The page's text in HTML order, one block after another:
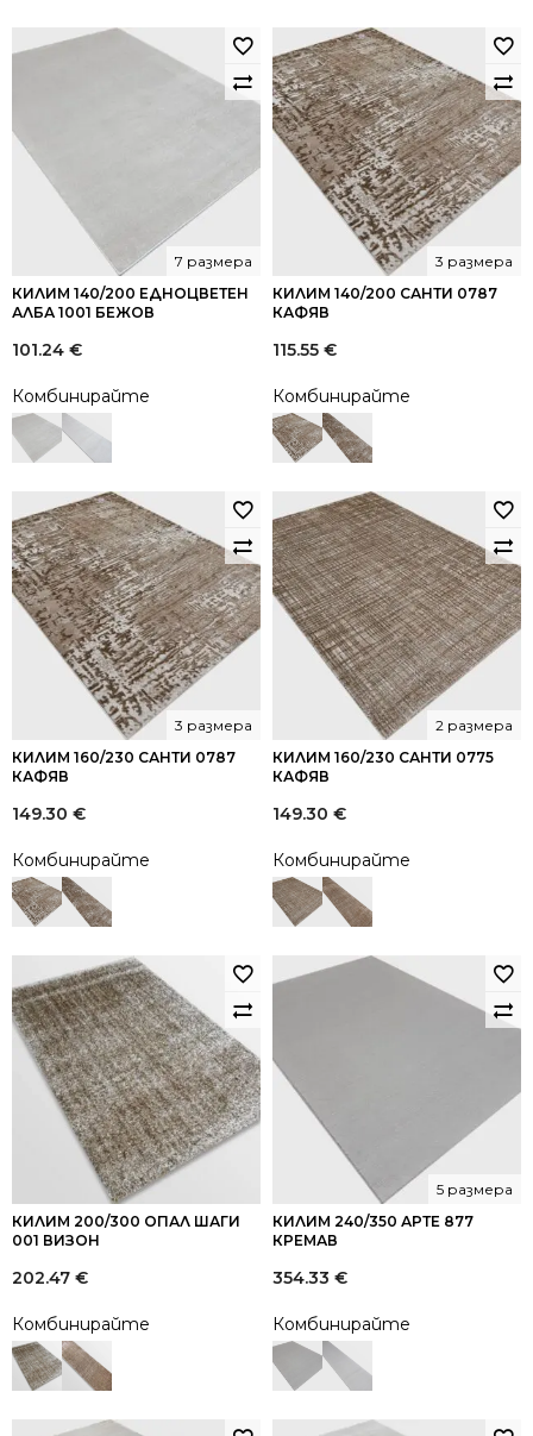
КИЛИМ 140/200 ЕДНОЦВЕТЕН
АЛБА 1001 БЕЖОВ
7 размера
101.24 €
Комбинирайте
КИЛИМ 140/200 САНТИ 0787
КАФЯВ
3 размера
115.55 €
Комбинирайте
КИЛИМ 160/230 САНТИ 0787
КАФЯВ
3 размера
149.30 €
Комбинирайте
КИЛИМ 160/230 САНТИ 0775
КАФЯВ
2 размера
149.30 €
Комбинирайте
КИЛИМ 200/300 ОПАЛ ШАГИ
001 ВИЗОН
202.47 €
Комбинирайте
КИЛИМ 240/350 АРТЕ 877
КРЕМАВ
5 размера
354.33 €
Комбинирайте